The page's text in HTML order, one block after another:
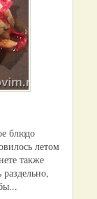
блюдо
летом
также